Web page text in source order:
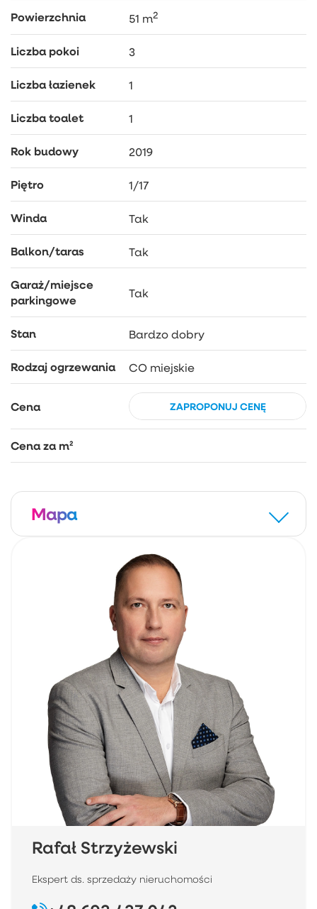
Powierzchnia 51 m2
Liczba pokoi 3
Liczba łazienek 1
Liczba toalet 1
Rok budowy 2019
Piętro 1/17
Winda Tak
Balkon/taras Tak
Garaż/miejsce
parkingowe
Tak
Stan Bardzo dobry
Rodzaj ogrzewania CO miejskie
Cena ZAPROPONUJ CENĘ
Cena za m²
Mapa
Rafał Strzyżewski
Ekspert ds. sprzedaży nieruchomości